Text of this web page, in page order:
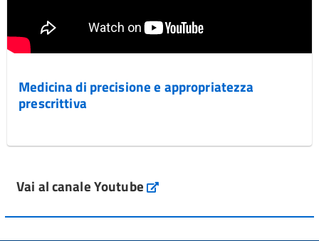
Medicina di precisione e appropriatezza
prescrittiva
Vai al canale Youtube